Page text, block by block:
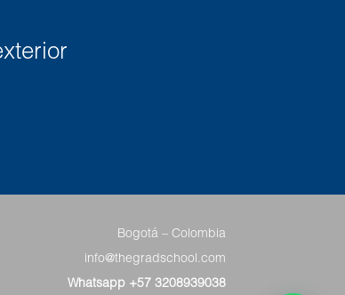
Bogotá – Colombia
info@thegradschool.com
Whatsapp +57 3208939038